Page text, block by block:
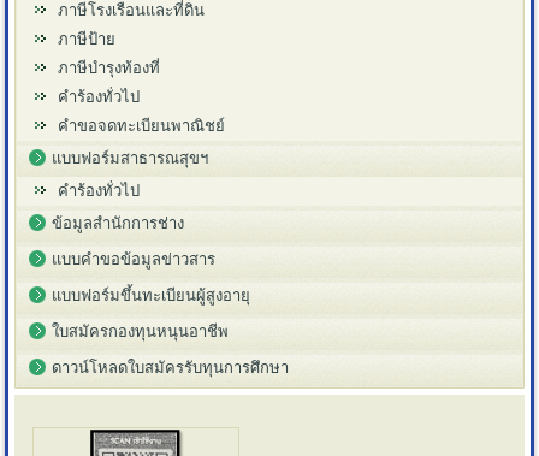
ภาษีโรงเรือนและที่ดิน
ภาษีป้าย
ภาษีบำรุงท้องที่
คำร้องทั่วไป
คำขอจดทะเบียนพาณิชย์
แบบฟอร์มสาธารณสุขฯ
คำร้องทั่วไป
ข้อมูลสำนักการช่าง
แบบคำขอข้อมูลข่าวสาร
แบบฟอร์มขึ้นทะเบียนผู้สูงอายุ
ใบสมัครกองทุนหนุนอาชีพ
ดาวน์โหลดใบสมัครรับทุนการศึกษา